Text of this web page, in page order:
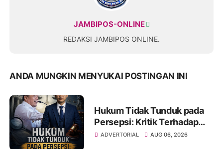
JAMBIPOS-ONLINE
REDAKSI JAMBIPOS ONLINE.
ANDA MUNGKIN MENYUKAI POSTINGAN INI
Hukum Tidak Tunduk pada
Persepsi: Kritik Terhadap
Monopoli Kebenaran oleh
ADVERTORIAL AUG 06, 2026